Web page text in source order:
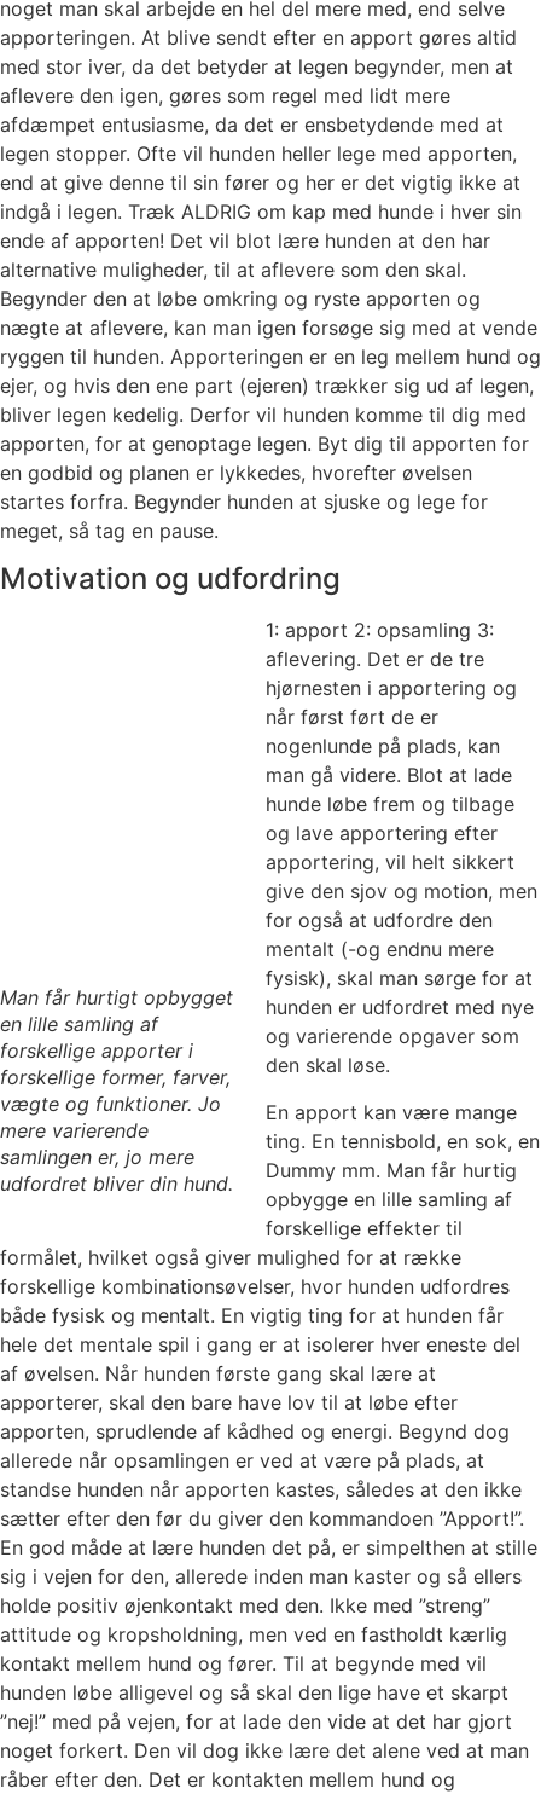
noget man skal arbejde en hel del mere med, end selve
apporteringen. At blive sendt efter en apport gøres altid
med stor iver, da det betyder at legen begynder, men at
aflevere den igen, gøres som regel med lidt mere
afdæmpet entusiasme, da det er ensbetydende med at
legen stopper. Ofte vil hunden heller lege med apporten,
end at give denne til sin fører og her er det vigtig ikke at
indgå i legen. Træk ALDRIG om kap med hunde i hver sin
ende af apporten! Det vil blot lære hunden at den har
alternative muligheder, til at aflevere som den skal.
Begynder den at løbe omkring og ryste apporten og
nægte at aflevere, kan man igen forsøge sig med at vende
ryggen til hunden. Apporteringen er en leg mellem hund og
ejer, og hvis den ene part (ejeren) trækker sig ud af legen,
bliver legen kedelig. Derfor vil hunden komme til dig med
apporten, for at genoptage legen. Byt dig til apporten for
en godbid og planen er lykkedes, hvorefter øvelsen
startes forfra. Begynder hunden at sjuske og lege for
meget, så tag en pause.
Motivation og udfordring
Man får hurtigt opbygget
en lille samling af
forskellige apporter i
forskellige former, farver,
vægte og funktioner. Jo
mere varierende
samlingen er, jo mere
udfordret bliver din hund.
1: apport 2: opsamling 3:
aflevering. Det er de tre
hjørnesten i apportering og
når først ført de er
nogenlunde på plads, kan
man gå videre. Blot at lade
hunde løbe frem og tilbage
og lave apportering efter
apportering, vil helt sikkert
give den sjov og motion, men
for også at udfordre den
mentalt (-og endnu mere
fysisk), skal man sørge for at
hunden er udfordret med nye
og varierende opgaver som
den skal løse.
En apport kan være mange
ting. En tennisbold, en sok, en
Dummy mm. Man får hurtig
opbygge en lille samling af
forskellige effekter til
formålet, hvilket også giver mulighed for at række
forskellige kombinationsøvelser, hvor hunden udfordres
både fysisk og mentalt. En vigtig ting for at hunden får
hele det mentale spil i gang er at isolerer hver eneste del
af øvelsen. Når hunden første gang skal lære at
apporterer, skal den bare have lov til at løbe efter
apporten, sprudlende af kådhed og energi. Begynd dog
allerede når opsamlingen er ved at være på plads, at
standse hunden når apporten kastes, således at den ikke
sætter efter den før du giver den kommandoen ”Apport!”.
En god måde at lære hunden det på, er simpelthen at stille
sig i vejen for den, allerede inden man kaster og så ellers
holde positiv øjenkontakt med den. Ikke med ”streng”
attitude og kropsholdning, men ved en fastholdt kærlig
kontakt mellem hund og fører. Til at begynde med vil
hunden løbe alligevel og så skal den lige have et skarpt
”nej!” med på vejen, for at lade den vide at det har gjort
noget forkert. Den vil dog ikke lære det alene ved at man
råber efter den. Det er kontakten mellem hund og